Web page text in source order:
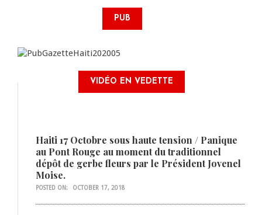
PUB
VIDÉO EN VEDETTE
Haiti 17 Octobre sous haute tension / Panique
au Pont Rouge au moment du traditionnel
dépôt de gerbe fleurs par le Président Jovenel
Moise.
POSTED ON: OCTOBER 17, 2018